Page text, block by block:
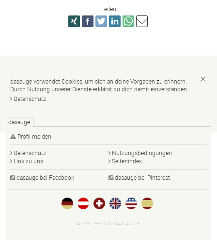
Teilen
dasauge verwendet Cookies, um sich an deine Vorgaben zu erinnern.
Durch Nutzung unserer Dienste erklärst du dich damit einverstanden.
Datenschutz
dasauge
Profil melden
Datenschutz
Nutzungsbedingungen
Link zu uns
Seitenindex
dasauge bei Facebook dasauge bei Pinterest
©1997—2026 DAS AUGE